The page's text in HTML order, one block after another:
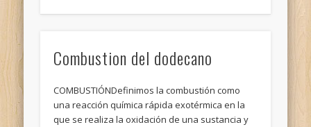
Combustion del dodecano
COMBUSTIÓNDefinimos la combustión como
una reacción química rápida exotérmica en la
que se realiza la oxidación de una sustancia y